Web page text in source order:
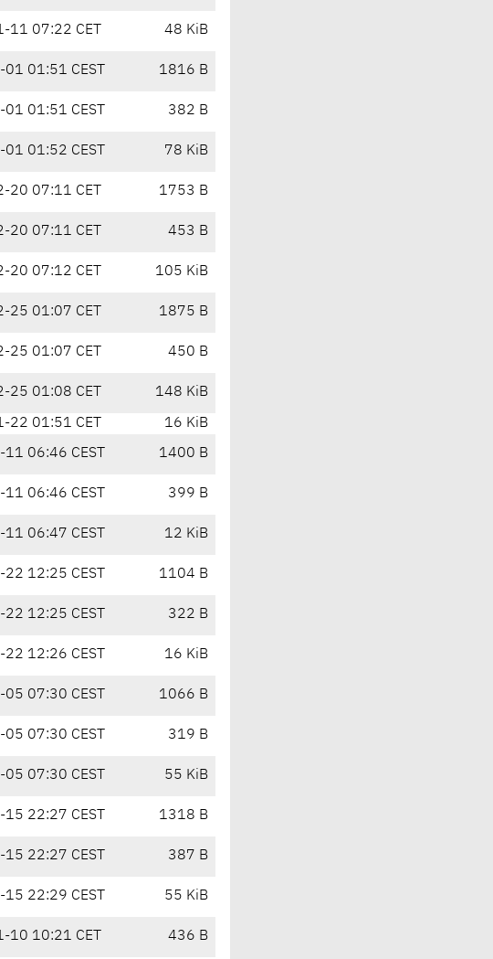
11 07:22 CET 48 KiB
01:51 CEST 1816 B
01:51 CEST 382 B
01:52 CEST 78 KiB
20 07:11 CET 1753 B
20 07:11 CET 453 B
20 07:12 CET 105 KiB
25 01:07 CET 1875 B
25 01:07 CET 450 B
25 01:08 CET 148 KiB
22 01:51 CET
16 KiB
06:46 CEST 1400 B
06:46 CEST 399 B
06:47 CEST 12 KiB
12:25 CEST 1104 B
12:25 CEST 322 B
12:26 CEST 16 KiB
07:30 CEST 1066 B
07:30 CEST 319 B
07:30 CEST 55 KiB
22:27 CEST 1318 B
22:27 CEST 387 B
22:29 CEST 55 KiB
10 10:21 CET 436 B